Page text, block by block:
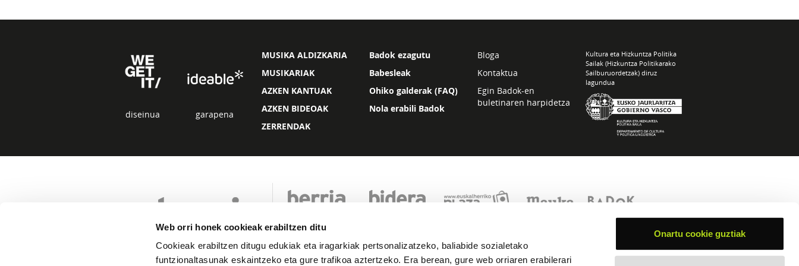
Web orri honek cookieak erabiltzen ditu
Cookieak erabiltzen ditugu edukiak eta iragarkiak pertsonalizatzeko, baliabide sozialetako
funtzionaltasunak eskaintzeko eta gure trafikoa aztertzeko. Era berean, gure web orriaren erabilerari
Onartu cookie guztiak
diseinua garapena
MUSIKA ALDIZKARIA
MUSIKARIAK
AZKEN KANTUAK
AZKEN BIDEOAK
ZERRENDAK
Badok ezagutu
Babesleak
Ohiko galderak (FAQ)
Nola erabili Badok
Bloga
Kontaktua
Egin Badok-en
buletinaren harpidetza
Kultura eta Hizkuntza Politika
Sailak (Hizkuntza Politikarako
Sailburuordetzak) diruz
lagundua